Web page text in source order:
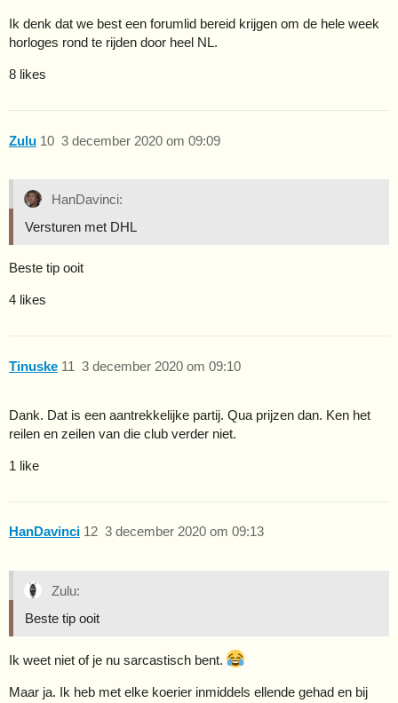
Ik denk dat we best een forumlid bereid krijgen om de hele week
horloges rond te rijden door heel NL.
8 likes
Zulu 3 december 2020 om 09:09
10
HanDavinci:
Versturen met DHL
Beste tip ooit
4 likes
Tinuske 3 december 2020 om 09:10
11
Dank. Dat is een aantrekkelijke partij. Qua prijzen dan. Ken het
reilen en zeilen van die club verder niet.
1 like
HanDavinci 3 december 2020 om 09:13
12
Zulu:
Beste tip ooit
Ik weet niet of je nu sarcastisch bent.
Maar ja. Ik heb met elke koerier inmiddels ellende gehad en bij